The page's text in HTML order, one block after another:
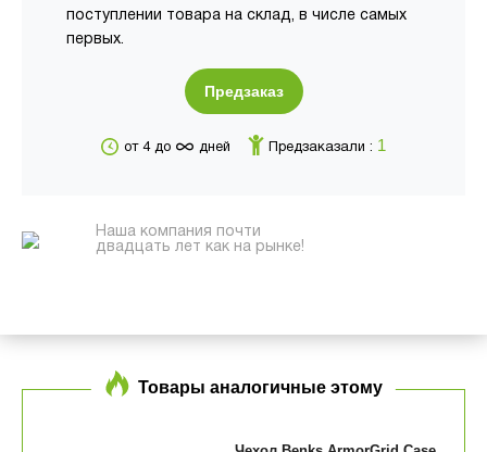
поступлении товара на склад, в числе самых
первых.
Предзаказ
от 4 до ∞ дней Предзаказали : 1
Наша компания почти
двадцать лет как на рынке!
Товары аналогичные этому